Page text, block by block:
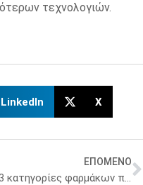
τεχνολογιών.
LinkedIn X
ΕΠΟΜΕΝΟ
Οι 3 κατηγορίες φαρμάκων που προτιμούν οι καταναλωτές στο φαρμακείο